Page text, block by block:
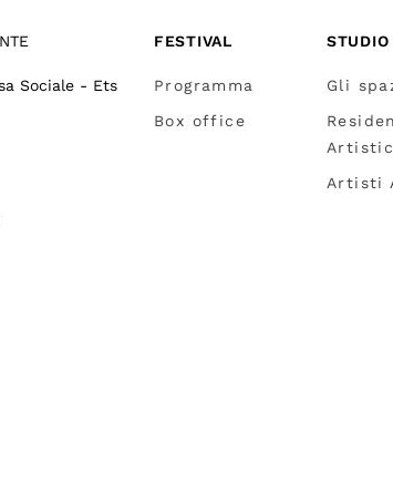
Sociale - Ets
FESTIVAL
Programma
Box office
STUDIO
Gli
Artisti